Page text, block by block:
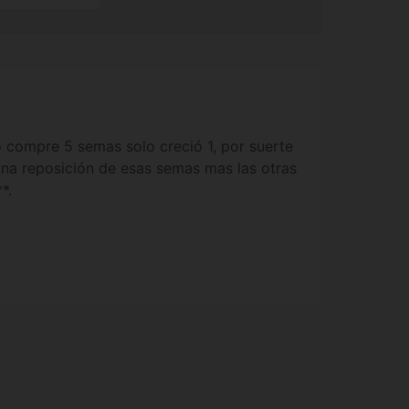
5 semas solo creció 1, por suerte
reposición de esas semas mas las otras